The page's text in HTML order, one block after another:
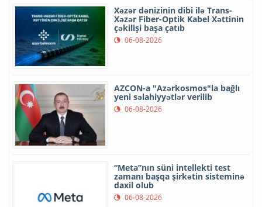
Xəzər dənizinin dibi ilə Trans-
Xəzər Fiber-Optik Kabel Xəttinin
çəkilişi başa çatıb
06-08-2026
AZCON-a "Azərkosmos"la bağlı
yeni səlahiyyətlər verilib
06-08-2026
“Meta”nın süni intellekti test
zamanı başqa şirkətin sisteminə
daxil olub
06-08-2026